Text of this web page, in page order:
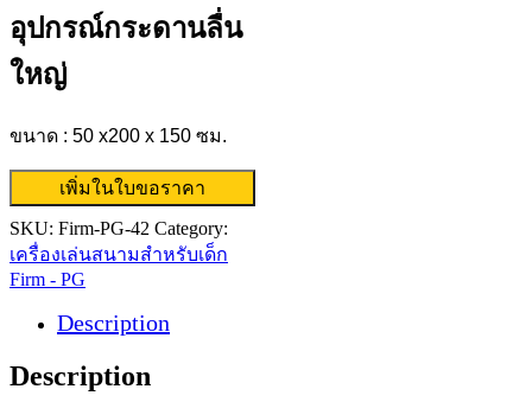
อุปกรณ์กระดานลื่น
ใหญ่
ขนาด : 50 x200 x 150 ซม.
เพิ่มในใบขอราคา
SKU: Firm-PG-42 Category:
เครื่องเล่นสนามสำหรับเด็ก
Firm - PG
Description
Description